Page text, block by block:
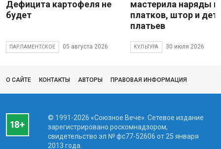
Дефицита картофеля не
будет
ПАРЛАМЕНТСКОЕ 05 августа 2026
мастерила наряды
платков, штор и
платьев
КУЛЬТУРА 30 июля 2026
О САЙТЕ КОНТАКТЫ АВТОРЫ ПРАВОВАЯ ИНФОРМАЦИЯ
© 1991-2026 «Союзное Вече». Сетевое издание
зарегистрировано роскомнадзором,
свидетельство эл № фc77-52606 от 25 января
2013 года.